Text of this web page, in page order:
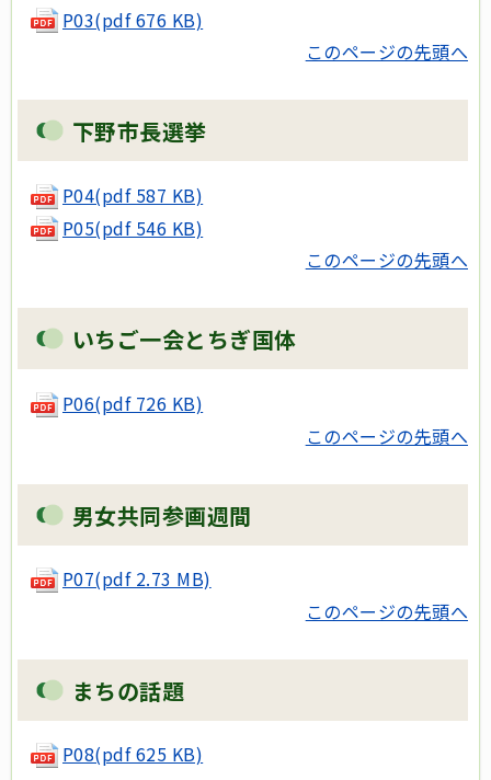
P03(pdf 676 KB)
このページの先頭へ
下野市長選挙
P04(pdf 587 KB)
P05(pdf 546 KB)
このページの先頭へ
いちご一会とちぎ国体
P06(pdf 726 KB)
このページの先頭へ
男女共同参画週間
P07(pdf 2.73 MB)
このページの先頭へ
まちの話題
P08(pdf 625 KB)